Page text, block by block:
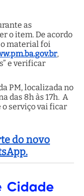
as
o item. De acordo
material foi
,
e verificar
PM, localizada no
das 8h às 17h. A
o serviço vai ficar
do novo
Cidade